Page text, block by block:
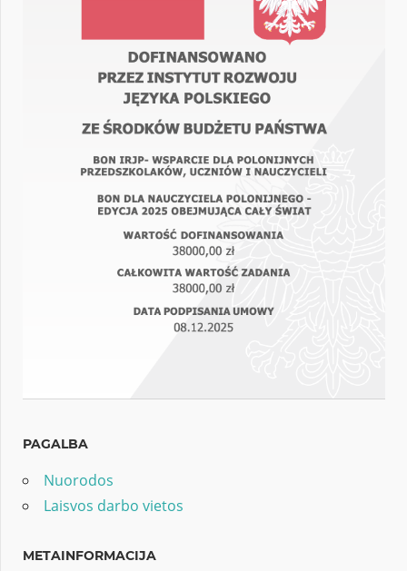
PAGALBA
Nuorodos
Laisvos darbo vietos
METAINFORMACIJA